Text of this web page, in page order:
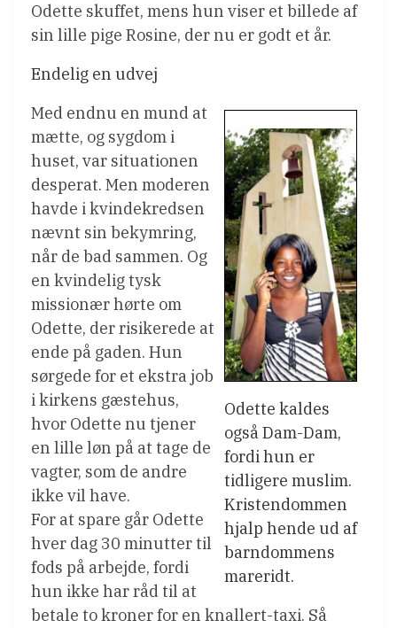
Odette skuffet, mens hun viser et billede af
sin lille pige Rosine, der nu er godt et år.
Endelig en udvej
Odette kaldes
også Dam-Dam,
fordi hun er
tidligere muslim.
Kristendommen
hjalp hende ud af
barndommens
mareridt.
Med endnu en mund at
mætte, og sygdom i
huset, var situationen
desperat. Men moderen
havde i kvindekredsen
nævnt sin bekymring,
når de bad sammen. Og
en kvindelig tysk
missionær hørte om
Odette, der risikerede at
ende på gaden. Hun
sørgede for et ekstra job
i kirkens gæstehus,
hvor Odette nu tjener
en lille løn på at tage de
vagter, som de andre
ikke vil have.
For at spare går Odette
hver dag 30 minutter til
fods på arbejde, fordi
hun ikke har råd til at
betale to kroner for en knallert-taxi. Så